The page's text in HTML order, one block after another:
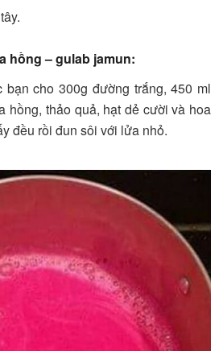
hồng – gulab jamun:
cho 300g đường trắng, 450 ml
hồng, thảo quả, hạt dẻ cười và hoa
đều rồi đun sôi với lửa nhỏ.